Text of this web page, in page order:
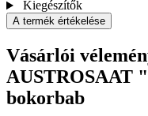
Kiegészítők
A termék értékelése
Vásárlói
AUSTROSAAT
bokorbab